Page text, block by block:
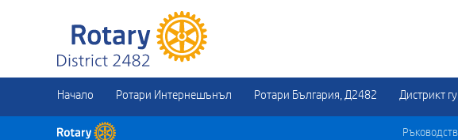
Начало Ротари Интернешънъл Ротари България, Д2482 Дистрикт